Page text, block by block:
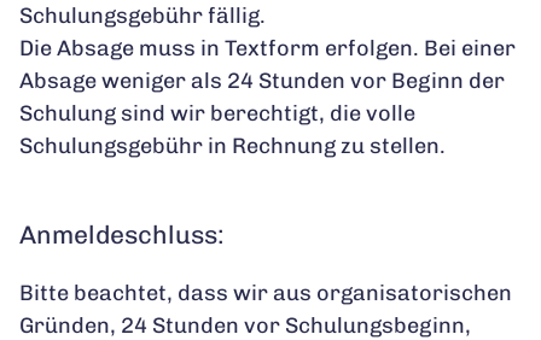
Schulungsgebühr fällig.
Die Absage muss in Textform erfolgen. Bei einer
Absage weniger als 24 Stunden vor Beginn der
Schulung sind wir berechtigt, die volle
Schulungsgebühr in Rechnung zu stellen.
Anmeldeschluss:
Bitte beachtet, dass wir aus organisatorischen
Gründen, 24 Stunden vor Schulungsbeginn,